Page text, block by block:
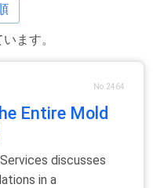
ます。
No.2464
Entire Mold
discusses
in a